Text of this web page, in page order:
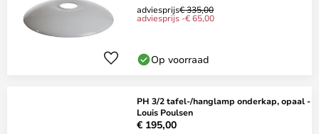
adviesprijs€ 335,00
adviesprijs -€ 65,00
Op voorraad
PH 3/2 tafel-/hanglamp onderkap, opaal -
Louis Poulsen
€ 195,00